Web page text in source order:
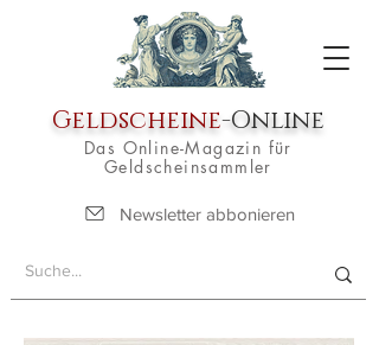
Geldscheine-Online
Das Online-Magazin für
Geldscheinsammler
Newsletter abbonieren